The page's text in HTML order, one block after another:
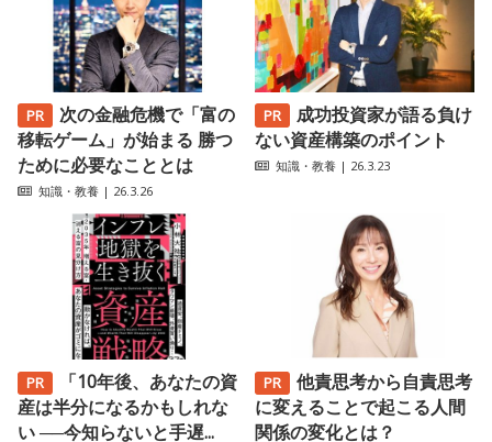
次の金融危機で「富の
移転ゲーム」が始まる 勝つ
ために必要なこととは
知識・教養 | 26.3.26
成功投資家が語る負け
ない資産構築のポイント
知識・教養 | 26.3.23
「10年後、あなたの資
産は半分になるかもしれな
い ──今知らないと手遅...
他責思考から自責思考
に変えることで起こる人間
関係の変化とは？